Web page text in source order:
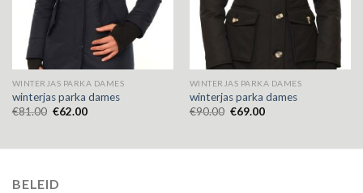
WINTERJAS PARKA DAMES
winterjas parka dames
€81.00 €62.00
WINTERJAS PARKA DAMES
winterjas parka dames
€90.00 €69.00
BELEID